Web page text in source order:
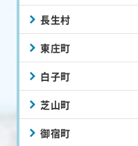
長生村
東庄町
白子町
芝山町
御宿町